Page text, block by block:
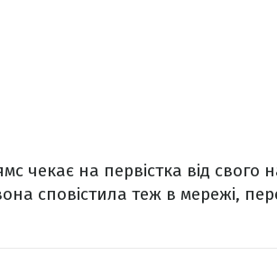
чекає на первістка від свого
сповістила теж в мережі,